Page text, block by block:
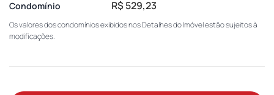
Condomínio R$ 529,23
Os valores dos condomínios exibidos nos Detalhes do Imóvel estão sujeitos à
modificações.